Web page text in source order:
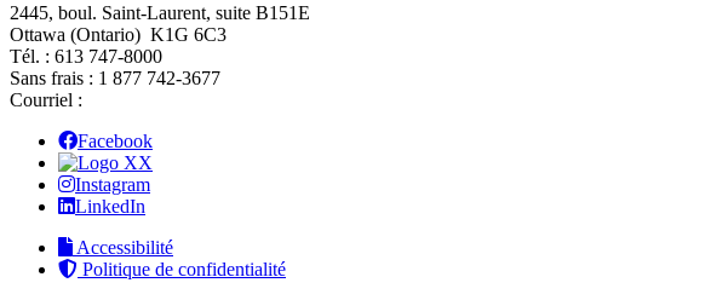
2445, boul. Saint-Laurent, suite B151E
Ottawa (Ontario) K1G 6C3
Tél. : 613 747‑8000
Sans frais : 1 877 742‑3677
Courriel :
Facebook
X
Instagram
LinkedIn
Accessibilité
Politique de confidentialité